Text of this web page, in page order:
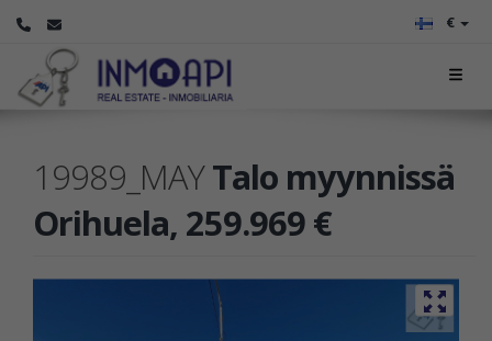
€
19989_MAYTalo myynnissä
Orihuela, 259.969 €